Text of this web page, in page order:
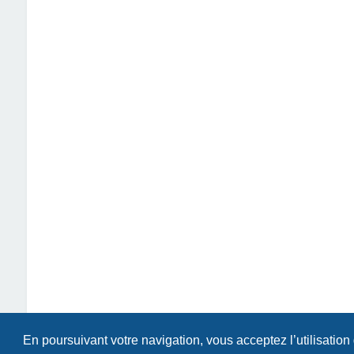
En poursuivant votre navigation, vous acceptez l’utilisation
Index du forum